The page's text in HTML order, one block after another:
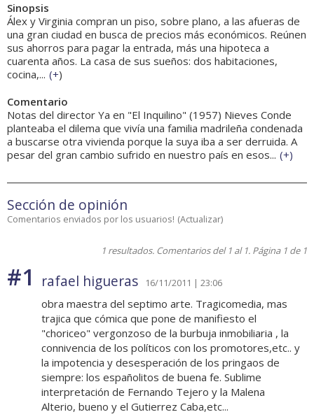
Sinopsis
Álex y Virginia compran un piso, sobre plano, a las afueras de
una gran ciudad en busca de precios más económicos. Reúnen
sus ahorros para pagar la entrada, más una hipoteca a
cuarenta años. La casa de sus sueños: dos habitaciones,
cocina,... (+)
Comentario
Notas del director Ya en "El Inquilino" (1957) Nieves Conde
planteaba el dilema que vivía una familia madrileña condenada
a buscarse otra vivienda porque la suya iba a ser derruida. A
pesar del gran cambio sufrido en nuestro país en esos... (+)
Sección de opinión
Comentarios enviados por los usuarios! (Actualizar)
1 resultados. Comentarios del 1 al 1. Página 1 de 1
#1 rafael higueras 16/11/2011 | 23:06
obra maestra del septimo arte. Tragicomedia, mas
trajica que cómica que pone de manifiesto el
"choriceo" vergonzoso de la burbuja inmobiliaria , la
connivencia de los políticos con los promotores,etc.. y
la impotencia y desesperación de los pringaos de
siempre: los españolitos de buena fe. Sublime
interpretación de Fernando Tejero y la Malena
Alterio, bueno y el Gutierrez Caba,etc...